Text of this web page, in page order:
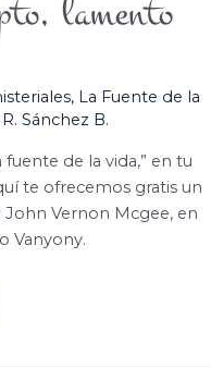
lamento
, La Fuente de la
Sánchez B.
de la vida,” en tu
te ofrecemos gratis un
Vernon Mcgee, en
Vanyony.